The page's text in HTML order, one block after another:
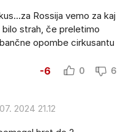
Rossija vemo za kaj
strah, če preletimo
opombe cirkusantu
-6 0 6
2024 21.12